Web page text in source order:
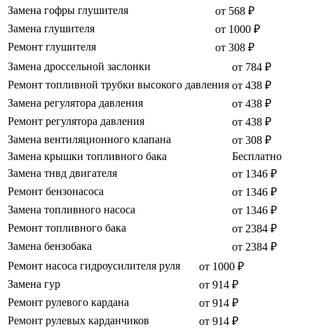
Замена гофры глушителя
от 568 ₽
Замена глушителя
от 1000 ₽
Ремонт глушителя
от 308 ₽
Замена дроссельной заслонки
от 784 ₽
Ремонт топливной трубки высокого давления от 438 ₽
Замена регулятора давления
от 438 ₽
Ремонт регулятора давления
от 438 ₽
Замена вентиляционного клапана
от 308 ₽
Замена крышки топливного бака
Бесплатно
Замена тнвд двигателя
от 1346 ₽
Ремонт бензонасоса
от 1346 ₽
Замена топливного насоса
от 1346 ₽
Ремонт топливного бака
от 2384 ₽
Замена бензобака
от 2384 ₽
Ремонт насоса гидроусилителя руля
от 1000 ₽
Замена гур
от 914 ₽
Ремонт рулевого кардана
от 914 ₽
Ремонт рулевых карданчиков
от 914 ₽